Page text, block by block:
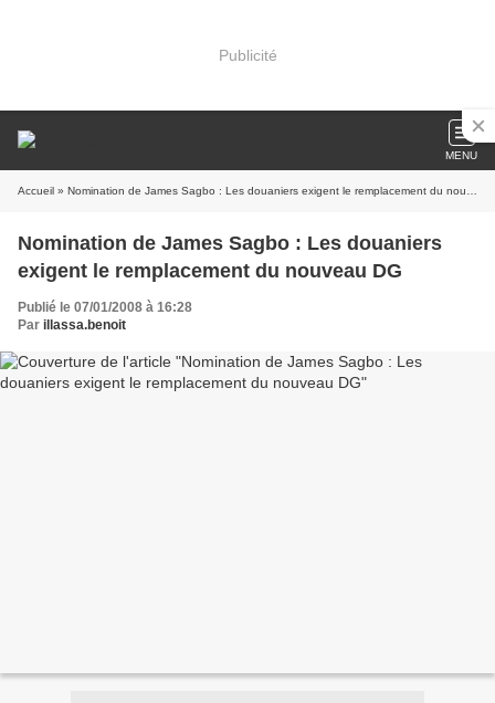
Publicité
MENU
Accueil » Nomination de James Sagbo : Les douaniers exigent le remplacement du nouveau DG
Nomination de James Sagbo : Les douaniers
exigent le remplacement du nouveau DG
Publié le 07/01/2008 à 16:28
Par illassa.benoit